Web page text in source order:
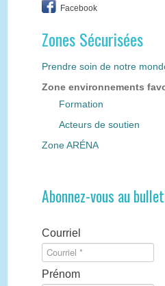
Facebook
Zones Sécurisées
Prendre soin de notre
Zone environnements
Formation
Acteurs de soutien
Zone ARÉNA
Abonnez-vous au
Courriel
Prénom